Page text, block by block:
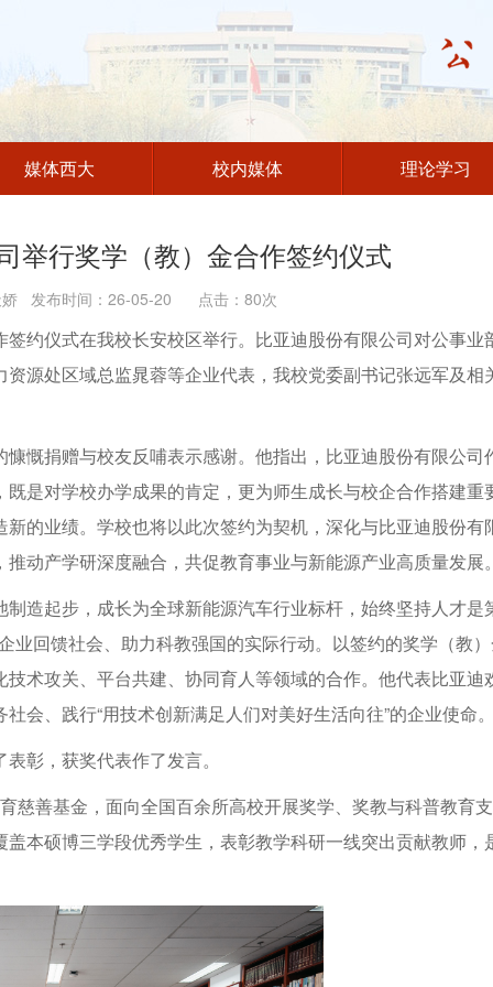
媒体西大 校内媒体 理论学习
举行奖学（教）金合作签约仪式
娇 发布时间：26-05-20 点击： 80次
约仪式在我校长安校区举行。比亚迪股份有限公司对公事业
源处区域总监晁蓉等企业代表，我校党委副书记张远军及相
慨捐赠与校友反哺表示感谢。他指出，比亚迪股份有限公司
是对学校办学成果的肯定，更为师生成长与校企合作搭建重
的业绩。学校也将以此次签约为契机，深化与比亚迪股份有
动产学研深度融合，共促教育事业与新能源产业高质量发展
造起步，成长为全球新能源汽车行业标杆，始终坚持人才是
业回馈社会、助力科教强国的实际行动。以签约的奖学（教
术攻关、平台共建、协同育人等领域的合作。他代表比亚迪
会、践行“用技术创新满足人们对美好生活向往”的企业使命
彰，获奖代表作了发言。
慈善基金，面向全国百余所高校开展奖学、奖教与科普教育支
本硕博三学段优秀学生，表彰教学科研一线突出贡献教师，